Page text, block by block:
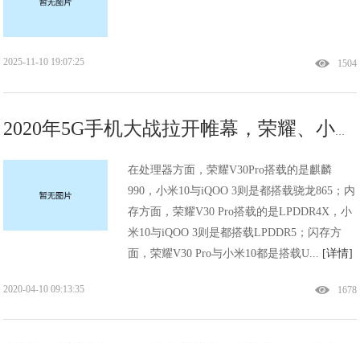
1504
2025-11-10 19:07:25
在处理器方面，荣耀V30Pro搭载的是麒麟
990，小米10与iQOO 3则是都搭载骁龙865；内
存方面，荣耀V30 Pro搭载的是LPDDR4X，小
米10与iQOO 3则是都搭载LPDDR5；闪存方
面，荣耀V30 Pro与小米10都是搭载U... [详情]
1678
2020-04-10 09:13:35